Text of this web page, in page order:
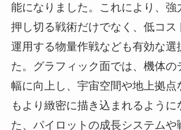
能になりました。これにより、強
押し切る戦術だけでなく、低コス
運用する物量作戦なども有効な選
た。グラフィック面では、機体の
幅に向上し、宇宙空間や地上拠点
もより緻密に描き込まれるように
た、パイロットの成長システムや